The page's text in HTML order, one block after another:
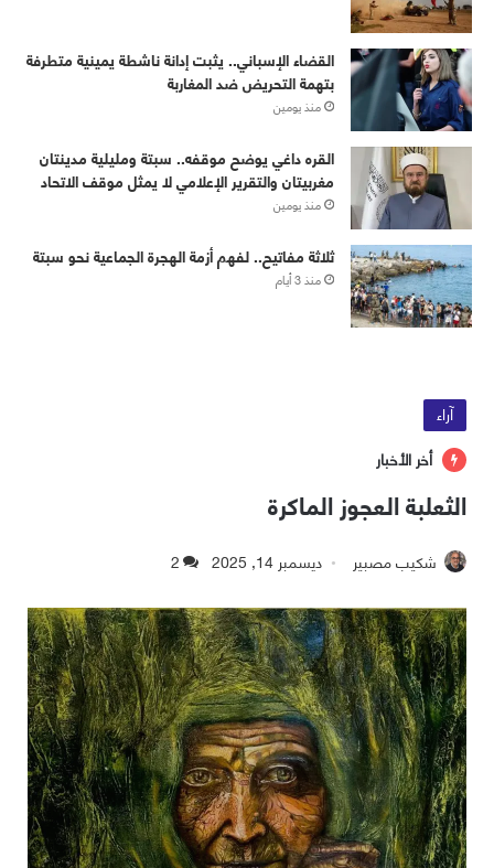
القضاء الإسباني.. يثبت إدانة ناشطة يمينية متطرفة
بتهمة التحريض ضد المغاربة
منذ يومين
القره داغي يوضح موقفه.. سبتة ومليلية مدينتان
مغربيتان والتقرير الإعلامي لا يمثل موقف الاتحاد
منذ يومين
ثلاثة مفاتيح.. لفهم أزمة الهجرة الجماعية نحو سبتة
منذ 3 أيام